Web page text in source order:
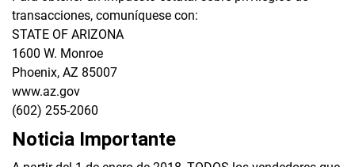
transacciones, comuníquese con:
STATE OF ARIZONA
1600 W. Monroe
Phoenix, AZ 85007
www.az.gov
(602) 255-2060
Noticia Importante